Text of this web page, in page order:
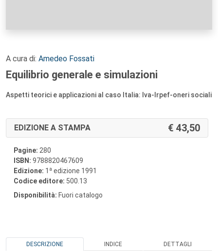
A cura di: Amedeo Fossati
Equilibrio generale e simulazioni
Aspetti teorici e applicazioni al caso Italia: Iva-Irpef-oneri sociali
EDIZIONE A STAMPA 43,50
Pagine: 280
ISBN: 9788820467609
Edizione: 1 a edizione 1991
Codice editore: 500.13
Disponibilità: Fuori catalogo
DESCRIZIONE INDICE DETTAGLI